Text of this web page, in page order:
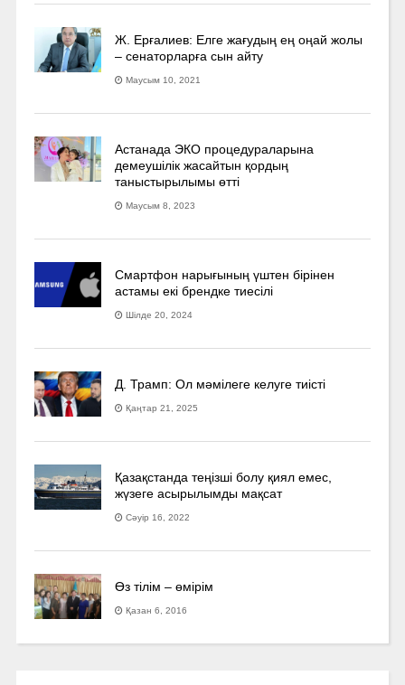
Ж. Ерғалиев: Елге жағудың ең оңай жолы
– сенаторларға сын айту
Маусым 10, 2021
Астанада ЭКО процедураларына
демеушілік жасайтын қордың
таныстырылымы өтті
Маусым 8, 2023
Смартфон нарығының үштен бірінен
астамы екі брендке тиесілі
Шілде 20, 2024
Д. Трамп: Ол мәмілеге келуге тиісті
Қаңтар 21, 2025
Қазақстанда теңізші болу қиял емес,
жүзеге асырылымды мақсат
Сәуір 16, 2022
Өз тілім – өмірім
Қазан 6, 2016